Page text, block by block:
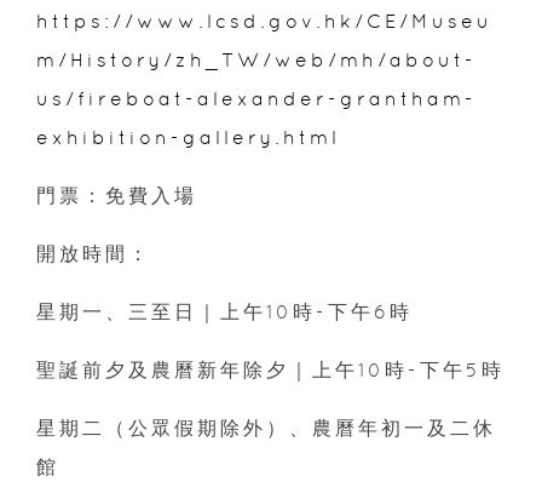
https://www.lcsd.gov.hk/CE/Museu
m/History/zh_TW/web/mh/about-
us/fireboat-alexander-grantham-
exhibition-gallery.html
門票：免費入場
開放時間：
星期一、三至日｜上午10時-下午6時
聖誕前夕及農曆新年除夕｜上午10時-下午5時
星期二（公眾假期除外）、農曆年初一及二休
館